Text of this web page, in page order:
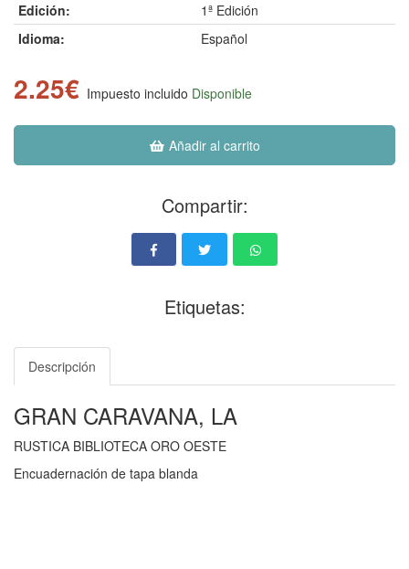
Edición:
1ª Edición
Idioma:
Español
2.25€ Impuesto incluido Disponible
Añadir al carrito
Compartir:
Etiquetas:
Descripción
GRAN CARAVANA, LA
RUSTICA BIBLIOTECA ORO OESTE
Encuadernación de tapa blanda